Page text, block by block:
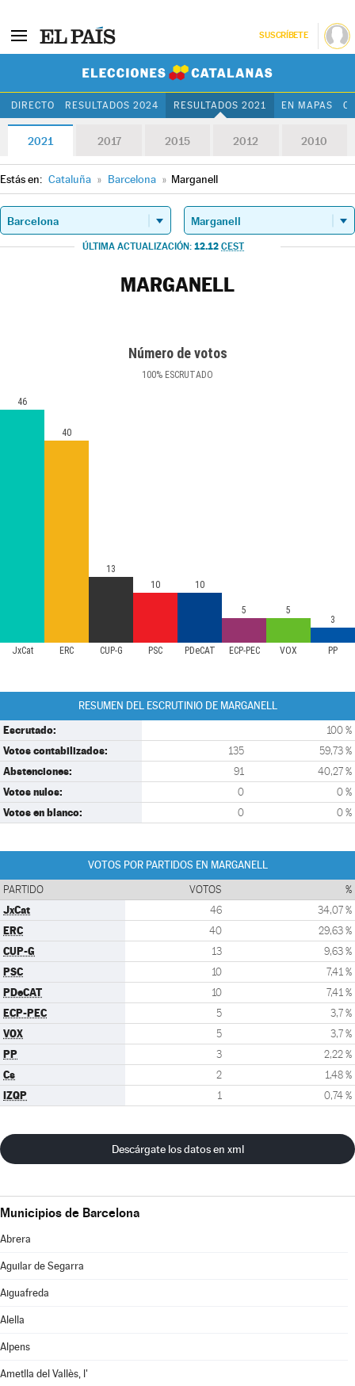
SUSCRÍBETE
DIRECTO RESULTADOS 2024 RESULTADOS 2021 EN MAPAS
2021 2017 2015 2012 2010
Estás en: Cataluña » Barcelona » Marganell
ÚLTIMA ACTUALIZACIÓN: 12.12 CEST
MARGANELL
Número de votos
100% ESCRUTADO
JxCat ERC CUP-G PSC PDeCAT ECP-PEC VOX PP
46
40
13
10
10
5
5
3
RESUMEN DEL ESCRUTINIO DE MARGANELL
Escrutado: 100 %
Votos contabilizados: 135 59,73 %
Abstenciones: 91 40,27 %
Votos nulos: 0 0 %
Votos en blanco: 0 0 %
VOTOS POR PARTIDOS EN MARGANELL
PARTIDO VOTOS %
JxCat 46 34,07 %
ERC 40 29,63 %
CUP-G 13 9,63 %
PSC 10 7,41 %
PDeCAT 10 7,41 %
ECP-PEC 5 3,7 %
VOX 5 3,7 %
PP 3 2,22 %
Cs 2 1,48 %
IZQP 1 0,74 %
Descárgate los datos en xml
Municipios de Barcelona
Abrera
Aguilar de Segarra
Aiguafreda
Alella
Alpens
Ametlla del Vallès, l'